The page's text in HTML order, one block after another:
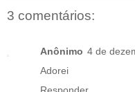
3 comentários:
Anônimo 4 de
Adorei